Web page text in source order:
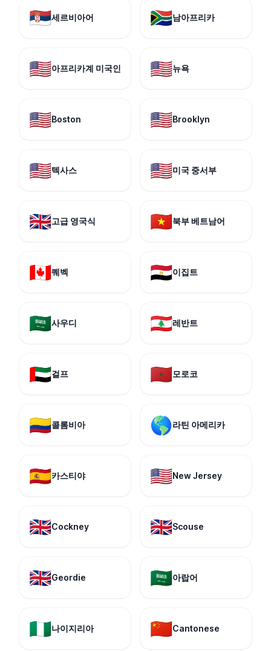
🇷🇸세르비아어 🇿🇦남아프리카
🇺🇸아프리카계 미국인 🇺🇸뉴욕
🇺🇸Boston 🇺🇸Brooklyn
🇺🇸텍사스 🇺🇸미국 중서부
🇬🇧고급 영국식 🇻🇳북부 베트남어
🇨🇦퀘벡 🇪🇬이집트
🇸🇦사우디 🇱🇧레반트
🇦🇪걸프 🇲🇦모로코
🇨🇴콜롬비아 🌎라틴 아메리카
🇪🇸카스티야 🇺🇸New Jersey
🇬🇧Cockney 🇬🇧Scouse
🇬🇧Geordie 🇸🇦아랍어
🇳🇬나이지리아 🇨🇳Cantonese